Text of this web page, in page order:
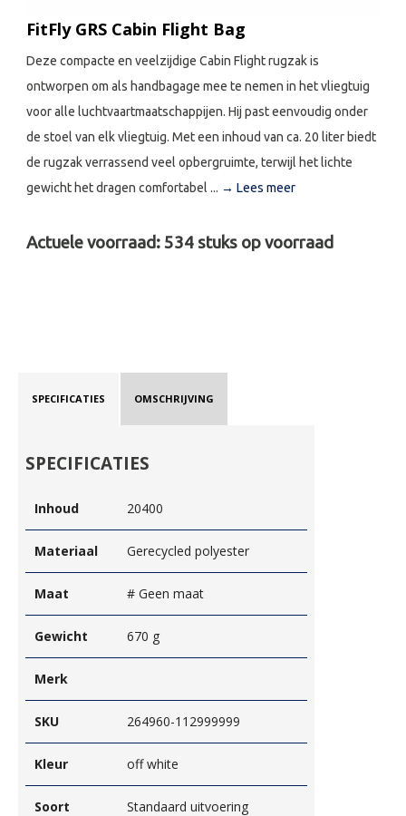
FitFly GRS Cabin Flight Bag
Deze compacte en veelzijdige Cabin Flight rugzak is
ontworpen om als handbagage mee te nemen in het vliegtuig
voor alle luchtvaartmaatschappijen. Hij past eenvoudig onder
de stoel van elk vliegtuig. Met een inhoud van ca. 20 liter biedt
de rugzak verrassend veel opbergruimte, terwijl het lichte
gewicht het dragen comfortabel ... → Lees meer
Actuele voorraad:534 stuks op voorraad
SPECIFICATIES OMSCHRIJVING
SPECIFICATIES
Inhoud 20400
Materiaal Gerecycled polyester
Maat # Geen maat
Gewicht 670 g
Merk
SKU 264960-112999999
Kleur off white
Soort Standaard uitvoering